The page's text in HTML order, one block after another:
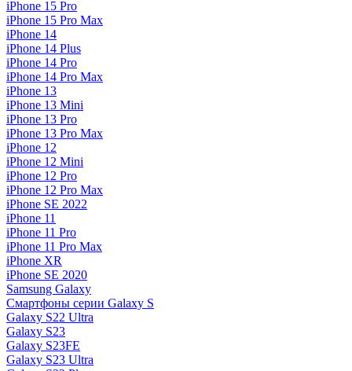
iPhone 15 Pro
iPhone 15 Pro Max
iPhone 14
iPhone 14 Plus
iPhone 14 Pro
iPhone 14 Pro Max
iPhone 13
iPhone 13 Mini
iPhone 13 Pro
iPhone 13 Pro Max
iPhone 12
iPhone 12 Mini
iPhone 12 Pro
iPhone 12 Pro Max
iPhone SE 2022
iPhone 11
iPhone 11 Pro
iPhone 11 Pro Max
iPhone XR
iPhone SE 2020
Samsung Galaxy
Смартфоны серии Galaxy S
Galaxy S22 Ultra
Galaxy S23
Galaxy S23FE
Galaxy S23 Ultra